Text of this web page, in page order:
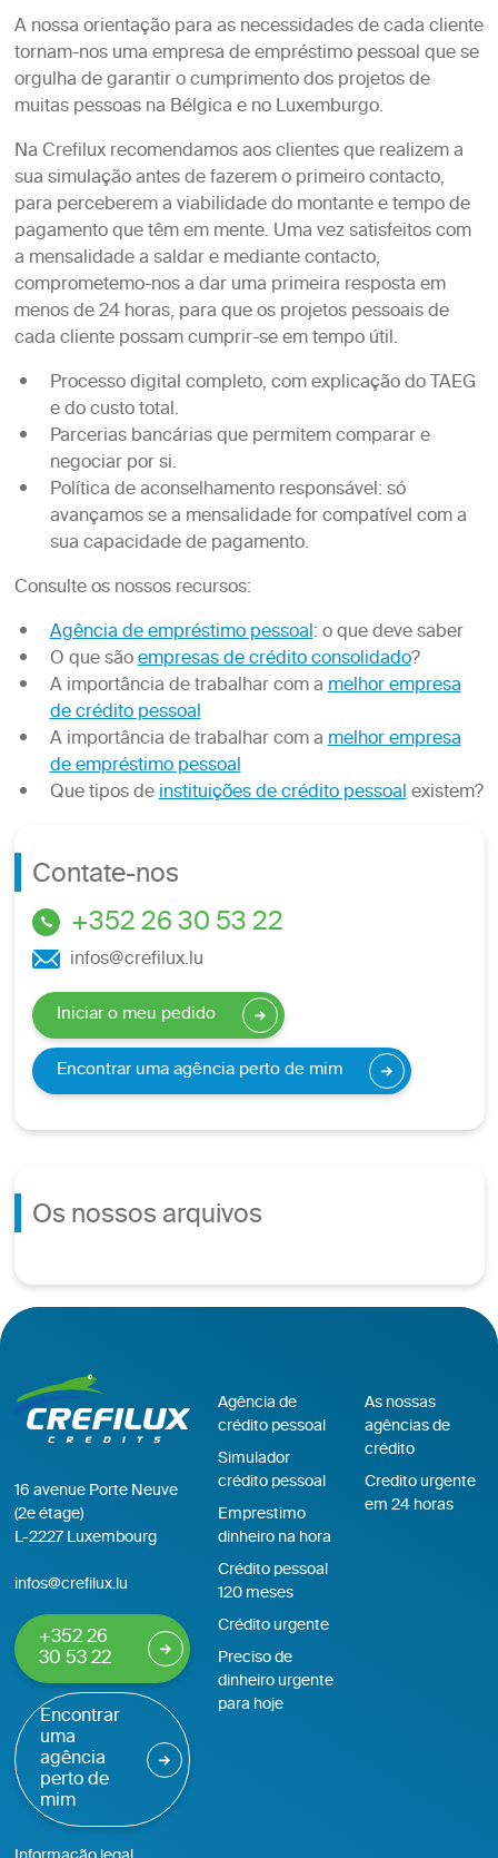
A nossa orientação para as necessidades de cada cliente
tornam-nos uma empresa de empréstimo pessoal que se
orgulha de garantir o cumprimento dos projetos de
muitas pessoas na Bélgica e no Luxemburgo.
Na Crefilux recomendamos aos clientes que realizem a
sua simulação antes de fazerem o primeiro contacto,
para perceberem a viabilidade do montante e tempo de
pagamento que têm em mente. Uma vez satisfeitos com
a mensalidade a saldar e mediante contacto,
comprometemo-nos a dar uma primeira resposta em
menos de 24 horas, para que os projetos pessoais de
cada cliente possam cumprir-se em tempo útil.
Processo digital completo, com explicação do TAEG
e do custo total.
Parcerias bancárias que permitem comparar e
negociar por si.
Política de aconselhamento responsável: só
avançamos se a mensalidade for compatível com a
sua capacidade de pagamento.
Consulte os nossos recursos:
Agência de empréstimo pessoal: o que deve saber
O que sãoempresas de crédito consolidado?
A importância de trabalhar com amelhor empresa
de crédito pessoal
A importância de trabalhar com amelhor empresa
de empréstimo pessoal
Que tipos deinstituições de crédito pessoalexistem?
Contate-nos
+352 26 30 53 22
infos@crefilux.lu
Iniciar o meu pedido
Encontrar uma agência perto de mim
Os nossos arquivos
16 avenue Porte Neuve
(2e étage)
L-2227 Luxembourg
infos@crefilux.lu
+352 26
30 53 22
Encontrar
uma
agência
perto de
mim
Agência de
crédito pessoal
Simulador
crédito pessoal
Emprestimo
dinheiro na hora
Crédito pessoal
120 meses
Crédito urgente
Preciso de
dinheiro urgente
para hoje
As nossas
agências de
crédito
Credito urgente
em 24 horas